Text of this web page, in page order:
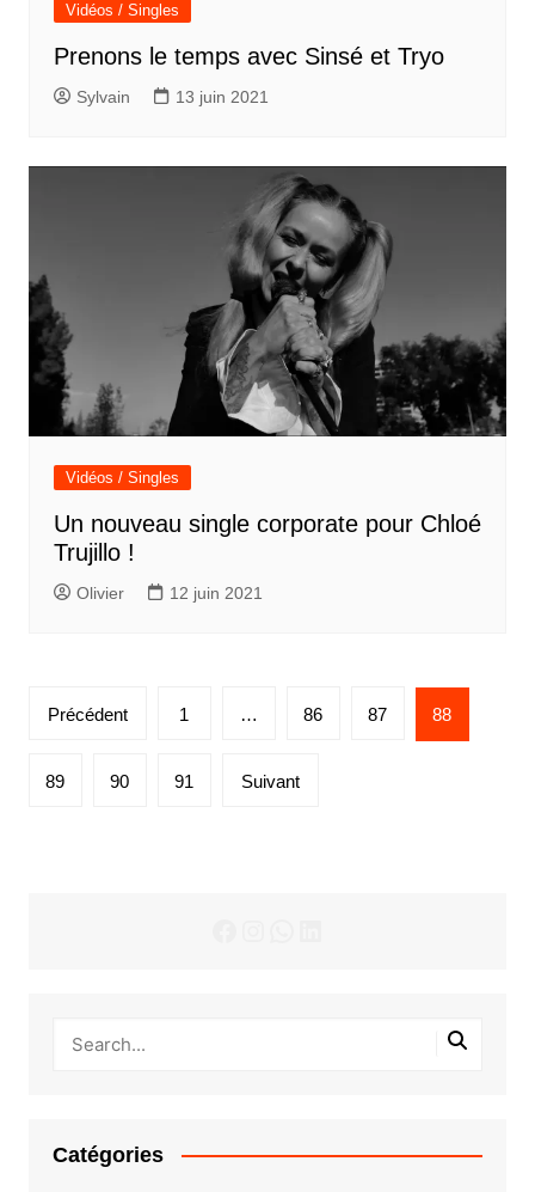
Vidéos / Singles
Prenons le temps avec Sinsé et Tryo
Sylvain 13 juin 2021
Vidéos / Singles
Un nouveau single corporate pour Chloé
Trujillo !
Olivier 12 juin 2021
Pagination
publications
Précédent 1 … 86 87 88
89 90 91 Suivant
Catégories